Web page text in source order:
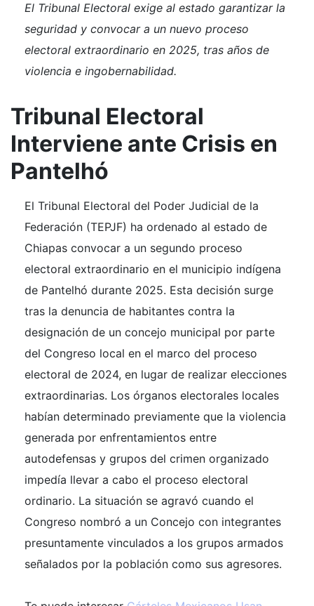
El Tribunal Electoral exige al estado garantizar la
seguridad y convocar a un nuevo proceso
electoral extraordinario en 2025, tras años de
violencia e ingobernabilidad.
Tribunal Electoral
Interviene ante Crisis en
Pantelhó
El Tribunal Electoral del Poder Judicial de la
Federación (TEPJF) ha ordenado al estado de
Chiapas convocar a un segundo proceso
electoral extraordinario en el municipio indígena
de Pantelhó durante 2025. Esta decisión surge
tras la denuncia de habitantes contra la
designación de un concejo municipal por parte
del Congreso local en el marco del proceso
electoral de 2024, en lugar de realizar elecciones
extraordinarias. Los órganos electorales locales
habían determinado previamente que la violencia
generada por enfrentamientos entre
autodefensas y grupos del crimen organizado
impedía llevar a cabo el proceso electoral
ordinario. La situación se agravó cuando el
Congreso nombró a un Concejo con integrantes
presuntamente vinculados a los grupos armados
señalados por la población como sus agresores.